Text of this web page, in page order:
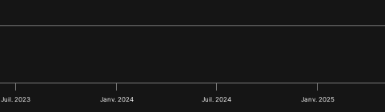
Juil. 2023 Janv. 2024 Juil. 2024 Janv. 2025